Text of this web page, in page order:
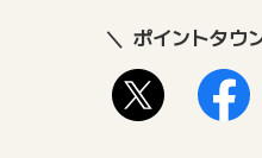
場合、ポイントを獲得できな
・URLを他のユーザーと共有
はお控えください。コピーし
対象外となります。
・意図的に広告IDを削除また
なされる場合がございますの
ポイントタウ